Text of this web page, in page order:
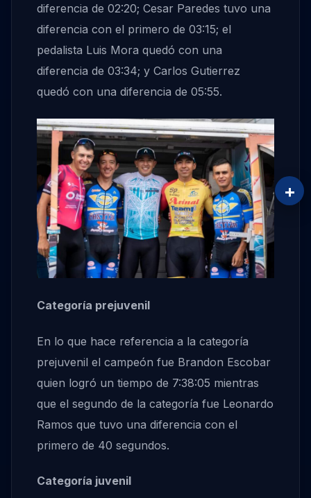
diferencia de 02:20; Cesar Paredes tuvo una
diferencia con el primero de 03:15; el
pedalista Luis Mora quedó con una
diferencia de 03:34; y Carlos Gutierrez
quedó con una diferencia de 05:55.
Categoría prejuvenil
En lo que hace referencia a la categoría
prejuvenil el campeón fue Brandon Escobar
quien logró un tiempo de 7:38:05 mientras
que el segundo de la categoría fue Leonardo
Ramos que tuvo una diferencia con el
primero de 40 segundos.
Categoría juvenil
+